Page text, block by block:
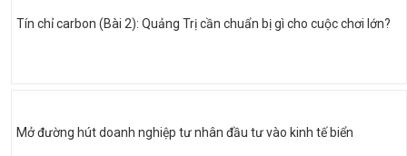
Tín chỉ carbon (Bài 2): Quảng Trị cần chuẩn bị gì cho cuộc chơi lớn?
Mở đường hút doanh nghiệp tư nhân đầu tư vào kinh tế biển